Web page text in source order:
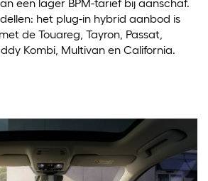
het plug-in hybrid aanbod is
de Touareg, Tayron, Passat,
Kombi, Multivan en California.